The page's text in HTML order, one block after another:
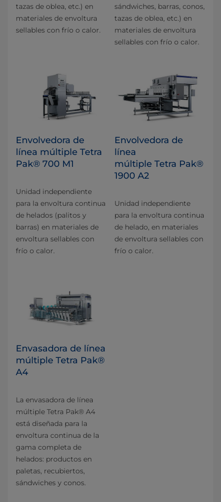
tazas de oblea, etc.) en
materiales de envoltura
sellables con frío o calor.
sándwiches, barras, conos,
tazas de oblea, etc.) en
materiales de envoltura
sellables con frío o calor.
Envolvedora de
línea múltiple Tetra
Pak® 700 M1
Unidad independiente
para la envoltura continua
de helados (palitos y
barras) en materiales de
envoltura sellables con
frío o calor.
Envolvedora de
línea
múltiple Tetra Pak®
1900 A2
Unidad independiente
para la envoltura continua
de helado, en materiales
de envoltura sellables con
frío o calor.
Envasadora de línea
múltiple Tetra Pak®
A4
La envasadora de línea
múltiple Tetra Pak® A4
está diseñada para la
envoltura continua de la
gama completa de
helados: productos en
paletas, recubiertos,
sándwiches y conos.